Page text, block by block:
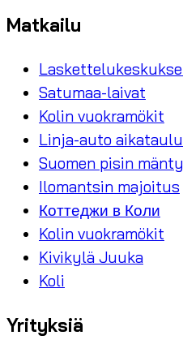
Matkailu
Satumaa-laivat
Kolin vuokramökit
Linja-auto
Suomen pisin mänty
Ilomantsin majoitus
Коттеджи в Коли
Kolin vuokramökit
Kivikylä Juuka
Koli
Yrityksiä